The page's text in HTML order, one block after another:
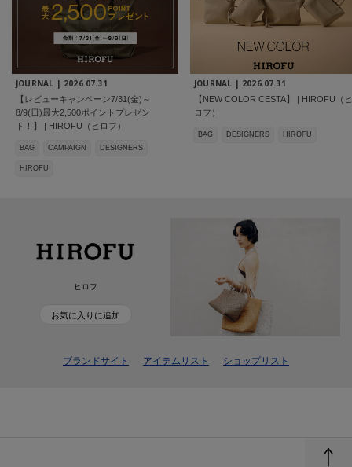
JOURNAL | 2026.07.31
【レビューキャンペーン7/31(金)～
8/9(日)最大2,500ポイントプレゼン
ト！】 | HIROFU（ヒロフ）
BAG CAMPAIGN DESIGNERS
HIROFU
JOURNAL | 2026.07.31
【NEW COLOR CESTA】 | HIROFU（ヒ
ロフ）
BAG DESIGNERS HIROFU
ヒロフ
お気に入りに追加
ブランドサイト アイテムリスト ショップリスト